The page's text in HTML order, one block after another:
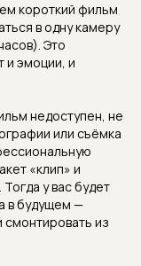
короткий фильм
в одну камеру
Это
и эмоции, и
недоступен, не
или съёмка
«клип» и
у вас будет
в будущем —
смонтировать из